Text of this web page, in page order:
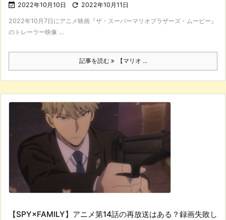
 2022年10月10日  2022年10月11日
2022年10月7日にアニメ映画『ザ・スーパーマリオブラザーズ・ムービー』
のトレーラー映像 ...
記事を読む 【マリオ ...
【SPY×FAMILY】アニメ第14話の再放送はある？録画失敗し